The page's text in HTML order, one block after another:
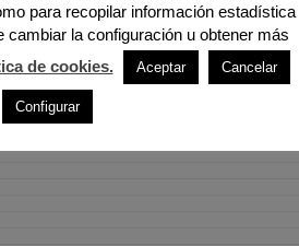
para recopilar información estadística
cambiar la configuración u obtener más
de cookies. Aceptar Cancelar
Configurar